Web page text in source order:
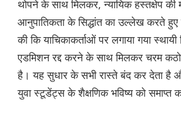
थोपने के साथ मिलकर, न्यायिक हस्तक्षेप की
आनुपातिकता के सिद्धांत का उल्लेख करते हुए
की कि याचिकाकर्ताओं पर लगाया गया
एडमिशन रद्द करने के साथ मिलकर चरम
है। यह सुधार के सभी रास्ते बंद कर देता है
युवा स्टूडेंट्स के शैक्षणिक भविष्य को समाप्त